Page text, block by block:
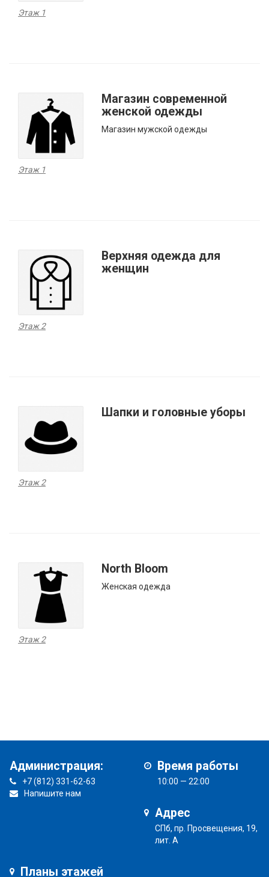
Этаж 1
Магазин современной
женской одежды
Магазин мужской одежды
Этаж 1
Верхняя одежда для
женщин
Этаж 2
Шапки и головные уборы
Этаж 2
North Bloom
Женская одежда
Этаж 2
Администрация:
+7 (812) 331-62-63
Напишите нам
Время работы
10:00 — 22:00
Адрес
СПб, пр. Просвещения, 19,
лит. А
Планы этажей